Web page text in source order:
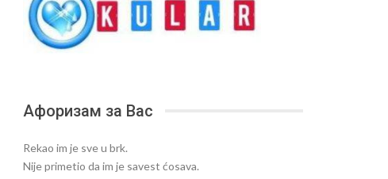
Афоризам за Вас
Rekao im je sve u brk.
Nije primetio da im je savest ćosava.